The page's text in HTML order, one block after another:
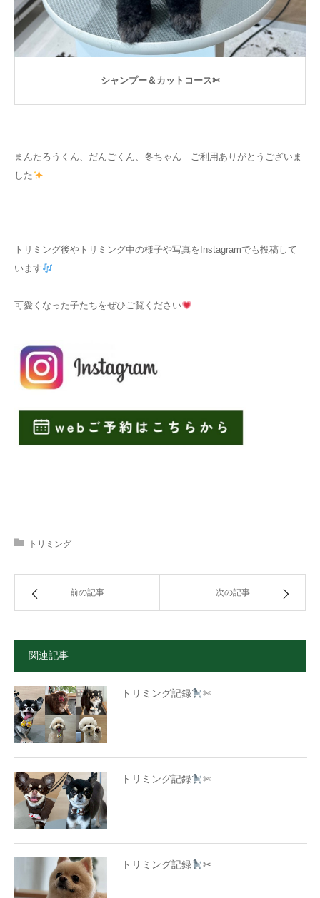
シャンプー＆カットコース✄
まんたろうくん、だんごくん、冬ちゃん ご利用ありがとうございま
した
トリミング後やトリミング中の様子や写真をInstagramでも投稿して
います
可愛くなった子たちをぜひご覧ください
トリミング
前の記事 次の記事
関連記事
トリミング記録 ✄
トリミング記録 ✄
トリミング記録 ✂